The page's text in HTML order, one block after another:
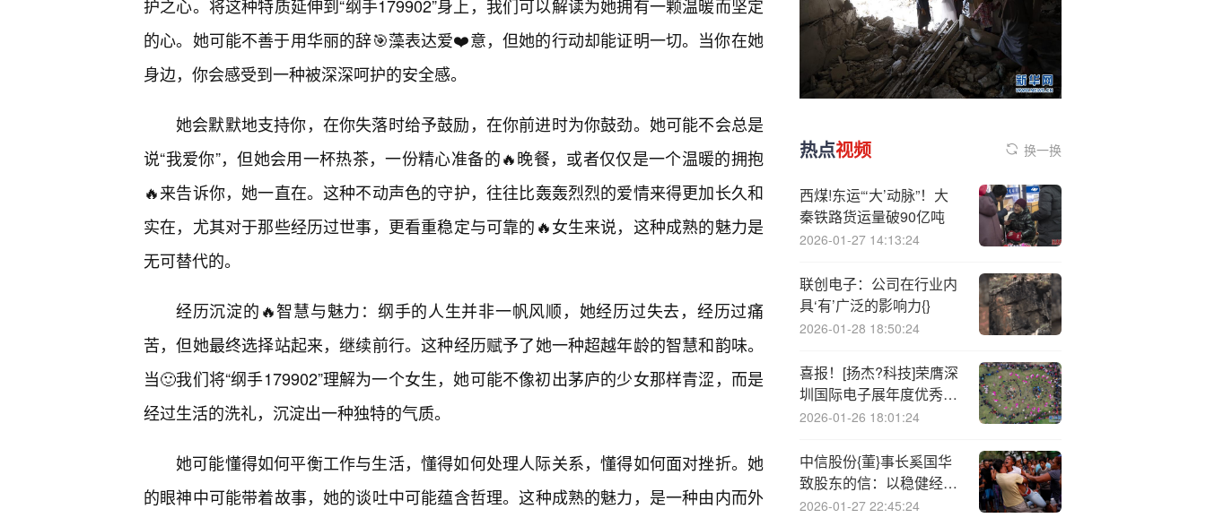
护之心。将这种特质延伸到“纲手179902”身上，我们可以解读为她拥有一颗温暖而坚定
的心。她可能不善于用华丽的辞🎯藻表达爱❤️意，但她的行动却能证明一切。当你在她
身边，你会感受到一种被深深呵护的安全感。
她会默默地支持你，在你失落时给予鼓励，在你前进时为你鼓劲。她可能不会总是
说“我爱你”，但她会用一杯热茶，一份精心准备的🔥晚餐，或者仅仅是一个温暖的拥抱
🔥来告诉你，她一直在。这种不动声色的守护，往往比轰轰烈烈的爱情来得更加长久和
实在，尤其对于那些经历过世事，更看重稳定与可靠的🔥女生来说，这种成熟的魅力是
无可替代的。
经历沉淀的🔥智慧与魅力：纲手的人生并非一帆风顺，她经历过失去，经历过痛
苦，但她最终选择站起来，继续前行。这种经历赋予了她一种超越年龄的智慧和韵味。
当🙂我们将“纲手179902”理解为一个女生，她可能不像初出茅庐的少女那样青涩，而是
经过生活的洗礼，沉淀出一种独特的气质。
她可能懂得如何平衡工作与生活，懂得如何处理人际关系，懂得如何面对挫折。她
的眼神中可能带着故事，她的谈吐中可能蕴含哲理。这种成熟的魅力，是一种由内而外
热点视频 换一换
西煤!东运“‘大’动脉”！大
秦铁路货运量破90亿吨
2026-01-27 14:13:24
联创电子：公司在行业内
具‘有’广泛的影响力{}
2026-01-28 18:50:24
喜报！[扬杰?科技]荣膺深
圳国际电子展年度优秀功
率器件产品奖
2026-01-26 18:01:24
中信股份{董}事长奚国华
致股东的信：以稳健经营
应对变局挑战，以改革创
2026-01-27 22:45:24